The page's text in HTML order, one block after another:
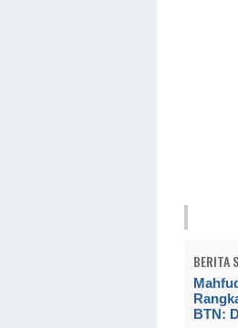
BERITA
BTN: